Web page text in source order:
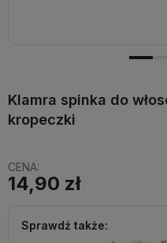
Klamra spinka do
kropeczki
CENA:
14,90 zł
Sprawdź także: